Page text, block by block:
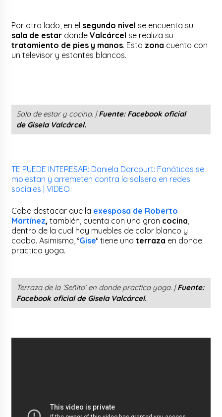
Por otro lado, en el segundo nivel se encuenta su
sala de estar dondeValcárcel se realiza su
tratamiento de pies y manos. Esta zona cuenta con
un televisor y estantes blancos.
Sala de estar y cocina. |Fuente: Facebook oficial
de Gisela Valcárcel.
TE PUEDE INTERESAR: Daniela Darcourt: Fanáticos se
molestan y arremeten contra la salsera en redes
sociales | VIDEO
Cabe destacar que la exesposa de Roberto
Martínez, también, cuenta con una gran cocina
dentro de la cual hay muebles de color blanco y
caoba. Asimismo,‘Gise‘ tiene unaterraza en donde
practica yoga.
Terraza de la ‘Señito’ en donde practica yoga. |Fuente:
Facebook oficial de Gisela Valcárcel.